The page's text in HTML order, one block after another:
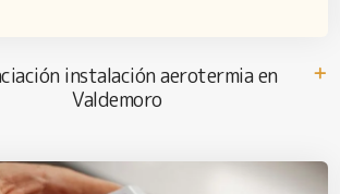
instalación aerotermia en
Valdemoro